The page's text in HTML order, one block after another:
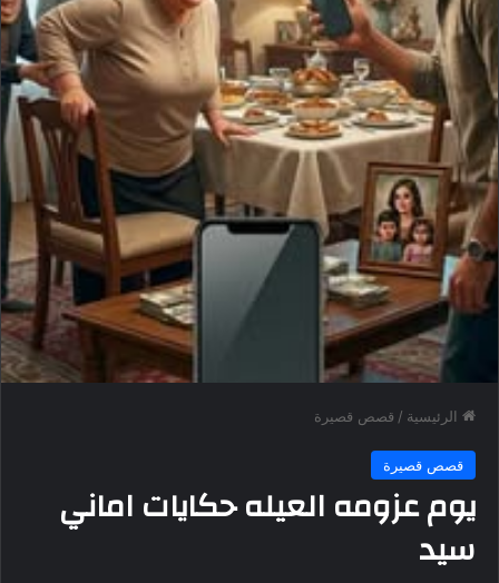
الرئيسية / قصص قصيرة
قصص قصيرة
يوم عزومه العيله حكايات اماني
سيد